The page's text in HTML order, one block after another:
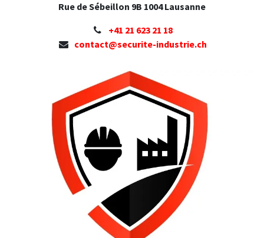
Rue de Sébeillon 9B 1004 Lausanne
+41 ​21 623 21 18
contact@securite-industrie.ch